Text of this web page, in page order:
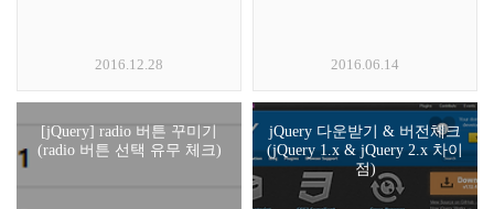
2016.12.28 2016.06.14
[jQuery] radio 버튼 꾸미기
(radio 버튼 선택 유무 체크)
jQuery 다운받기 & 버전체크
(jQuery 1.x & jQuery 2.x 차이
점)